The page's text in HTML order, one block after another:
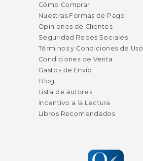
Cómo Comprar
Nuestras Formas de Pago
Opiniones de Clientes
Seguridad Redes Sociales
Términos y Condiciones de Uso
Condiciones de Venta
Gastos de Envío
Blog
Lista de autores
Incentivo a la Lectura
Libros Recomendados